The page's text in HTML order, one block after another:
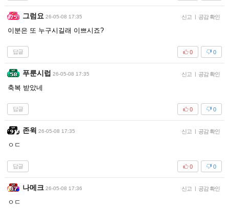
그럼요 26-05-08 17:35 신고 | 공감 확인
이분은 또 누구시길래 이쁘시죠?
답글 0
0
푸룬시럽 26-05-08 17:35 신고 | 공감 확인
축복 받았네
답글 0
0
존윅 26-05-08 17:35 신고 | 공감 확인
ㅇㄷ
답글 0
0
나메크 26-05-08 17:36 신고 | 공감 확인
ㅇㄷ